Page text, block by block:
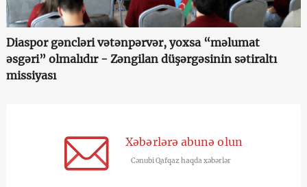
Diaspor gəncləri vətənpərvər, yoxsa “məlumat
əsgəri” olmalıdır - Zəngilan düşərgəsinin sətiraltı
missiyası
Xəbərlərə abunə olun
Cənubi Qafqaz haqda xəbərlər